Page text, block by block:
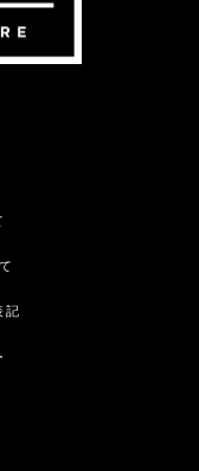
記